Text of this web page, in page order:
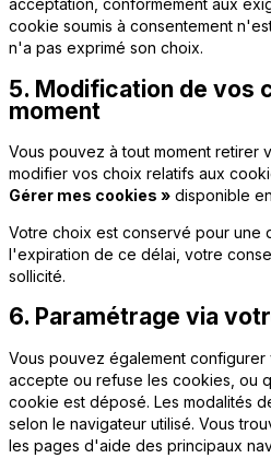
acceptation, conformément aux
cookie soumis à consentement
n'a pas exprimé son choix.
5. Modification de vos
moment
Vous pouvez à tout moment retirer
modifier vos choix relatifs aux
Gérer mes cookies » disponible
Votre choix est conservé pour une
l'expiration de ce délai, votre
sollicité.
6. Paramétrage via
Vous pouvez également
accepte ou refuse les cookies, ou
cookie est déposé. Les modalités
selon le navigateur utilisé. Vous
les pages d'aide des principaux